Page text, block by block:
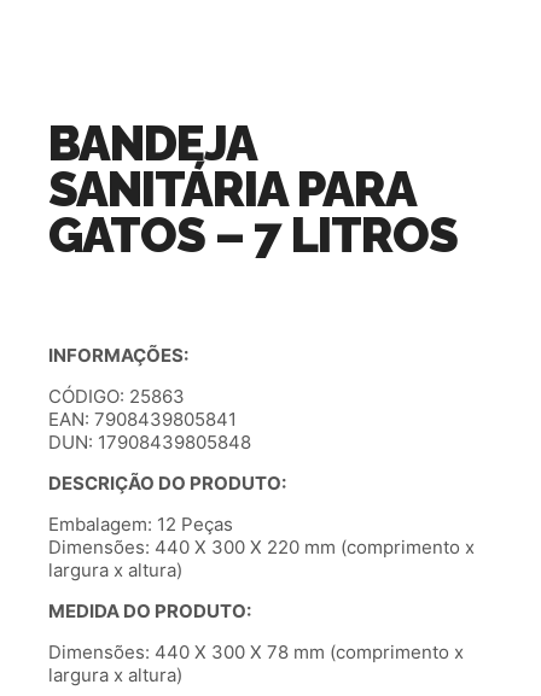
BANDEJA
SANITÁRIA PARA
GATOS – 7 LITROS
INFORMAÇÕES:
CÓDIGO: 25863
EAN: 7908439805841
DUN: 17908439805848
DESCRIÇÃO DO PRODUTO:
Embalagem: 12 Peças
Dimensões: 440 X 300 X 220 mm (comprimento x
largura x altura)
MEDIDA DO PRODUTO:
Dimensões: 440 X 300 X 78 mm (comprimento x
largura x altura)